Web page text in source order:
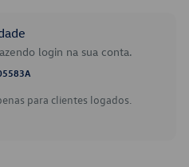
login na sua conta.
para clientes logados.